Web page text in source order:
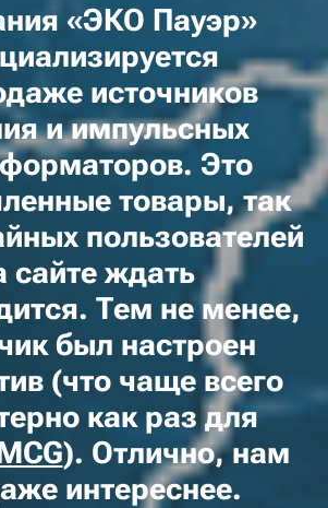
«ЭКО Пауэр»
источников
и импульсных
Это
товары, так
пользователей
сайте ждать
Тем не менее,
был настроен
(что чаще всего
как раз для
). Отлично, нам
интереснее.